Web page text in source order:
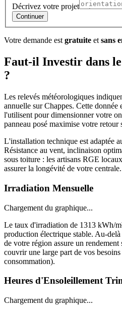
Décrivez votre projet
Continuer
Votre demande est gratuite et sans
Faut-il Investir dans
?
Les relevés météorologiques
annuelle sur Chappes. Cette donnée
l'utilisent pour dimensionner votre
panneau posé maximise votre retour
L'installation technique est adaptée
Résistance au vent, inclinaison
sous toiture : les artisans RGE
assurer la longévité de votre centrale.
Irradiation Mensuelle
Chargement du graphique...
Le taux d'irradiation de 1313 kWh/
production électrique stable. Au-
de votre région assure un
couvrir une large part de vos
consommation).
Heures d'Ensoleillement
Chargement du graphique...